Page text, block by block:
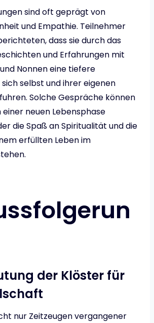
sind oft geprägt von
und Empathie. Teilnehmer
dass sie durch das
und Erfahrungen mit
Nonnen eine tiefere
selbst und ihrer eigenen
Solche Gespräche können
neuen Lebensphase
die Spaß an Spiritualität und die
erfüllten Leben im
der Klöster für
nur Zeitzeugen vergangener